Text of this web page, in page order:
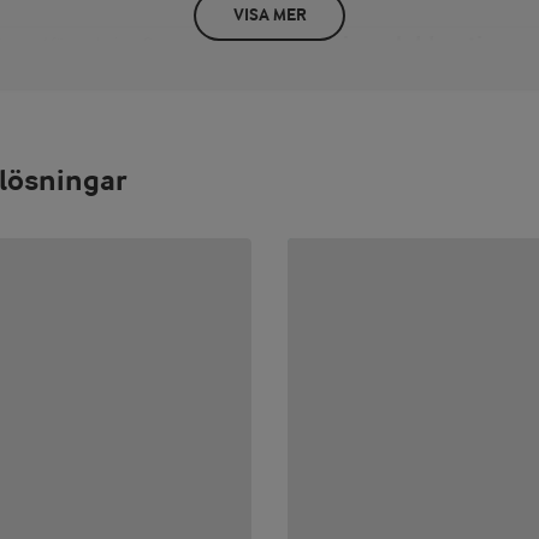
VISA MER
Näringsdeklaration